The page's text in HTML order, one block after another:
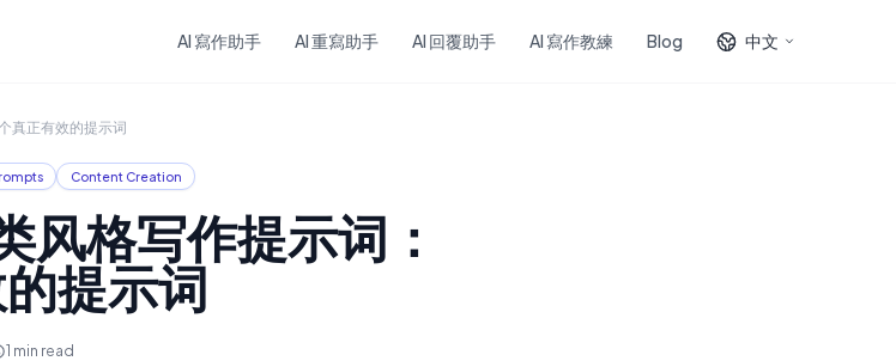
AI 寫作助手 AI 重寫助手 AI 回覆助手 AI 寫作教練 Blog 中文
真正有效的提示词
Content Creation
风格写作提示词：
提示词
1 min read